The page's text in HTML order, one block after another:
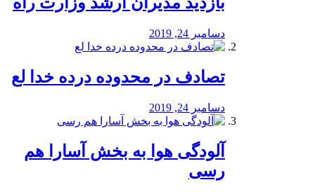
دسامبر 24, 2019
تصادف در محدوده درده خدا لع
دسامبر 24, 2019
آلودگی هوا به بخش آسارا هم
رسی